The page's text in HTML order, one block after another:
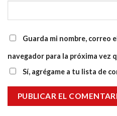
Guarda mi nombre, correo
navegador para la próxima vez
Sí, agrégame a tu lista de